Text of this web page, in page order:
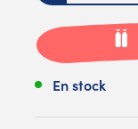
En stock